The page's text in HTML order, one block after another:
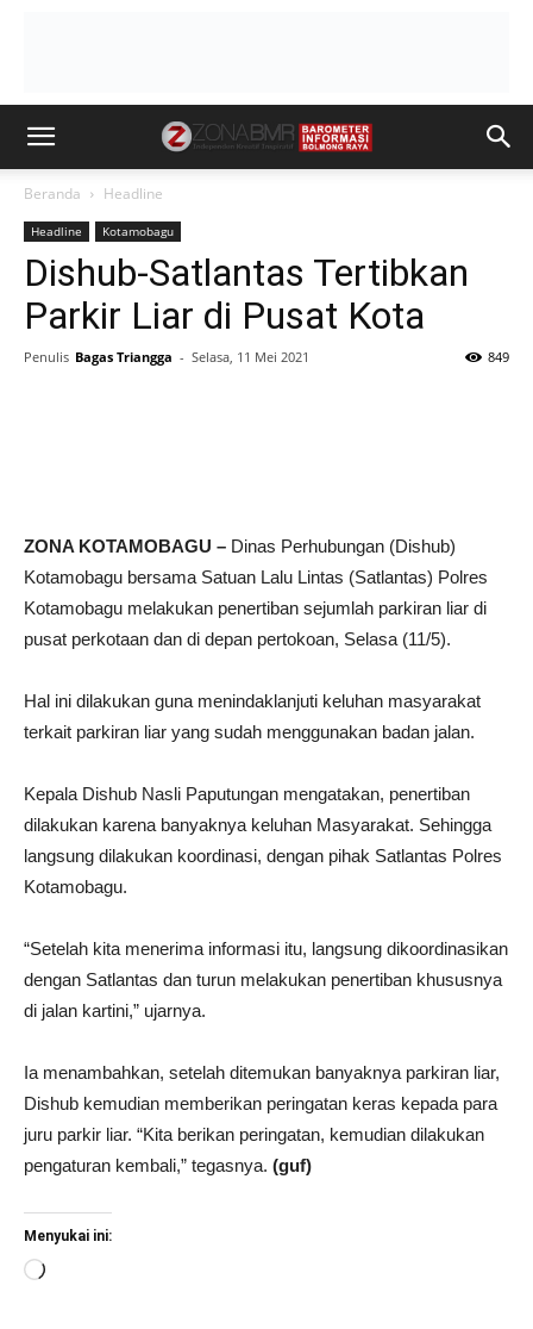
Beranda Headline
Headline Kotamobagu
Dishub-Satlantas Tertibkan
Parkir Liar di Pusat Kota
Penulis Bagas Triangga - Selasa, 11 Mei 2021 849
ZONA KOTAMOBAGU – Dinas Perhubungan (Dishub)
Kotamobagu bersama Satuan Lalu Lintas (Satlantas) Polres
Kotamobagu melakukan penertiban sejumlah parkiran liar di
pusat perkotaan dan di depan pertokoan, Selasa (11/5).
Hal ini dilakukan guna menindaklanjuti keluhan masyarakat
terkait parkiran liar yang sudah menggunakan badan jalan.
Kepala Dishub Nasli Paputungan mengatakan, penertiban
dilakukan karena banyaknya keluhan Masyarakat. Sehingga
langsung dilakukan koordinasi, dengan pihak Satlantas Polres
Kotamobagu.
“Setelah kita menerima informasi itu, langsung dikoordinasikan
dengan Satlantas dan turun melakukan penertiban khususnya
di jalan kartini,” ujarnya.
Ia menambahkan, setelah ditemukan banyaknya parkiran liar,
Dishub kemudian memberikan peringatan keras kepada para
juru parkir liar. “Kita berikan peringatan, kemudian dilakukan
pengaturan kembali,” tegasnya. (guf)
Menyukai ini:
Memuat...